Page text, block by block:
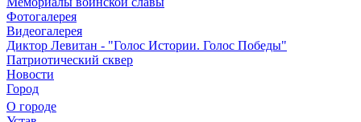
Фотогалерея
Видеогалерея
Диктор Левитан - "Голос Истории. Голос Победы"
Патриотический сквер
Новости
Город
О городе